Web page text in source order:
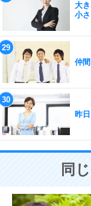
大
小
仲
昨
同